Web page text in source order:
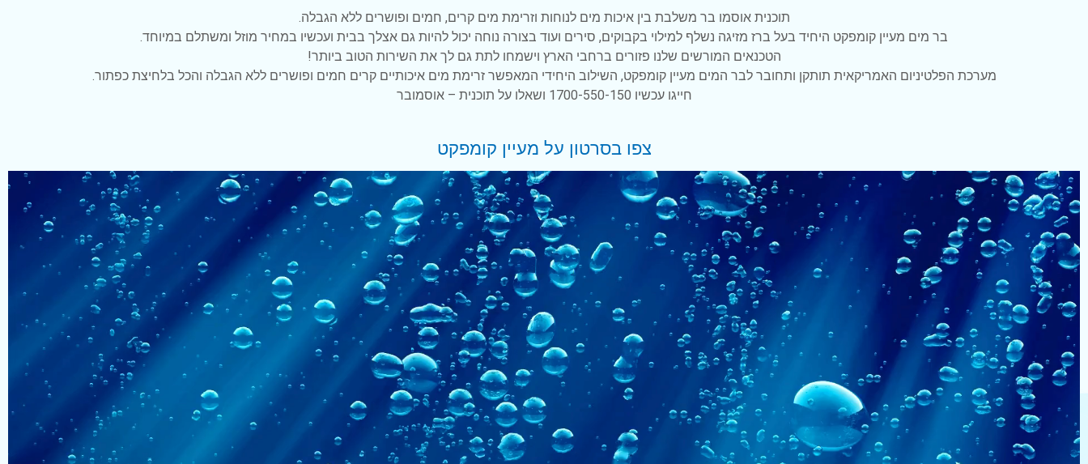
תוכנית אוסמו בר משלבת בין איכות מים לנוחות וזרימת מים קרים, חמים ופושרים ללא הגבלה.
בר מים מעיין קומפקט היחיד בעל ברז מזיגה נשלף למילוי בקבוקים, סירים ועוד בצורה נוחה יכול להיות גם אצלך בבית ועכשיו במחיר מוזל ומשתלם במיוחד.
הטכנאים המורשים שלנו פזורים ברחבי הארץ וישמחו לתת גם לך את השירות הטוב ביותר!
מערכת הפלטיניום האמריקאית תותקן ותחובר לבר המים מעיין קומפקט, השילוב היחידי המאפשר זרימת מים איכותיים קרים חמים ופושרים ללא הגבלה והכל בלחיצת כפתור.
חייגו עכשיו 1700-550-150 ושאלו על תוכנית – אוסמובר
צפו בסרטון על מעיין קומפקט